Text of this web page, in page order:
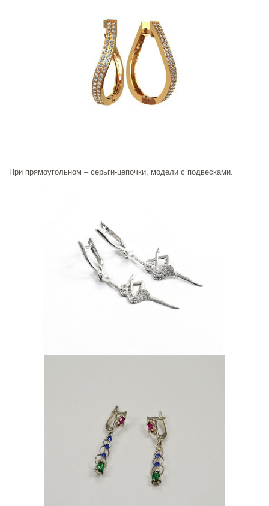
При прямоугольном – серьги-цепочки, модели с подвесками.